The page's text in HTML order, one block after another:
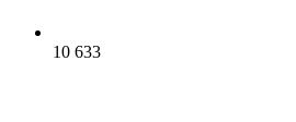
10 633